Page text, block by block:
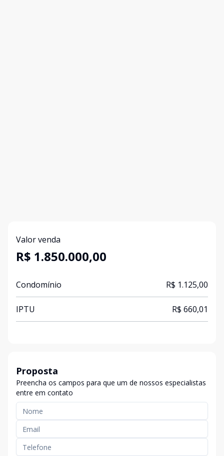
Valor venda
R$ 1.850.000,00
Condomínio R$ 1.125,00
IPTU R$ 660,01
Proposta
Preencha os campos para que um de nossos especialistas
entre em contato